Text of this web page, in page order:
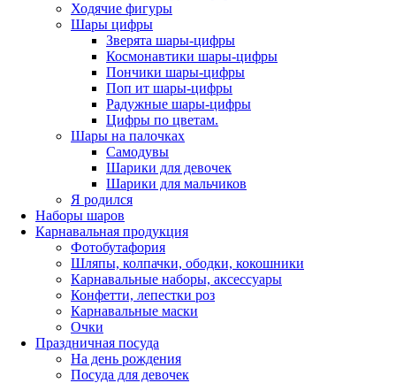
Ходячие фигуры
Шары цифры
Зверята шары-цифры
Космонавтики шары-цифры
Пончики шары-цифры
Поп ит шары-цифры
Радужные шары-цифры
Цифры по цветам.
Шары на палочках
Самодувы
Шарики для девочек
Шарики для мальчиков
Я родился
Наборы шаров
Карнавальная продукция
Фотобутафория
Шляпы, колпачки, ободки, кокошники
Карнавальные наборы, аксессуары
Конфетти, лепестки роз
Карнавальные маски
Очки
Праздничная посуда
На день рождения
Посуда для девочек